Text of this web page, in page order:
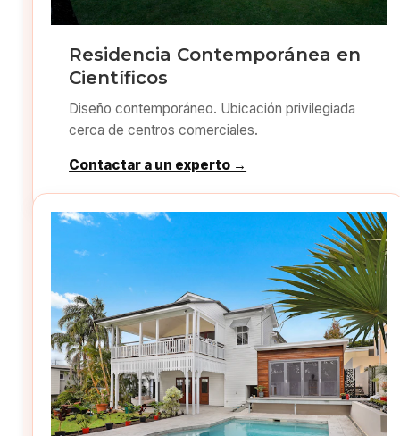
Residencia Contemporánea en
Científicos
Diseño contemporáneo. Ubicación privilegiada
cerca de centros comerciales.
Contactar a un experto →